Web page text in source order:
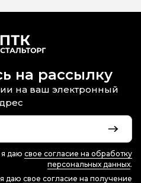
на рассылку
на ваш электронный
я даю свое согласие на обработку
персональных данных.
даю свое согласие на получение